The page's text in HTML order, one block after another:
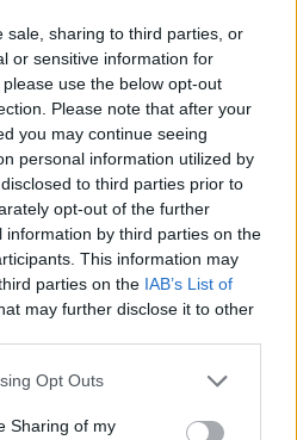
sale, sharing to third parties, or
or sensitive information for
use the below opt-out
Please note that after your
you may continue seeing
personal information utilized by
to third parties prior to
opt-out of the further
by third parties on the
This information may
parties on the IAB’s List of
may further disclose it to other
app uses one or more Google
behaviour. You may click to
Opt Outs
Sharing of my